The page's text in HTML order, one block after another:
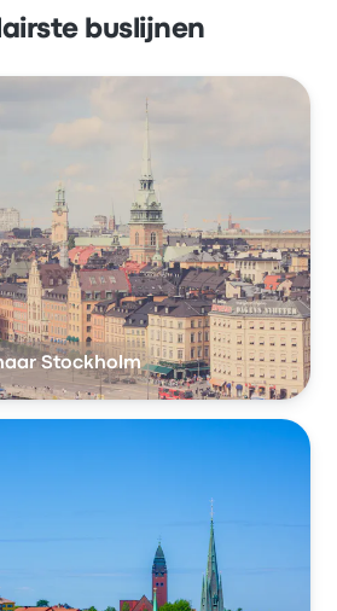
buslijnen
Stockholm